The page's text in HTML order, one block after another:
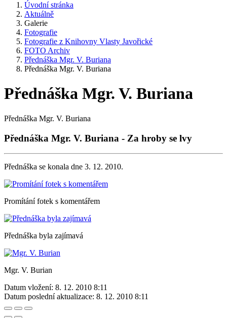
Úvodní stránka
Aktuálně
Galerie
Fotografie
Fotografie z Knihovny Vlasty Javořické
FOTO Archiv
Přednáška Mgr. V. Buriana
Přednáška Mgr. V. Buriana
Přednáška Mgr. V. Buriana
Přednáška Mgr. V. Buriana
Přednáška Mgr. V. Buriana - Za hroby se lvy
Přednáška se konala dne 3. 12. 2010.
Promítání fotek s komentářem
Přednáška byla zajímavá
Mgr. V. Burian
Datum vložení: 8. 12. 2010 8:11
Datum poslední aktualizace: 8. 12. 2010 8:11